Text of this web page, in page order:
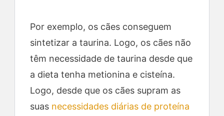
Por exemplo, os cães conseguem
sintetizar a taurina. Logo, os cães não
têm necessidade de taurina desde que
a dieta tenha metionina e cisteína.
Logo, desde que os cães supram as
suas necessidades diárias de proteína